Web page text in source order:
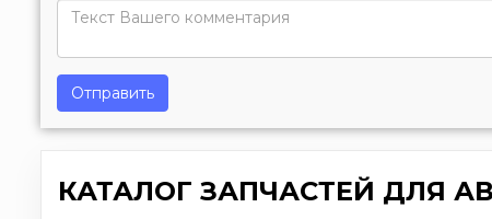
Отправить
КАТАЛОГ ЗАПЧАСТЕЙ ДЛЯ